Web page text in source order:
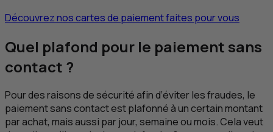
Découvrez nos cartes de paiement faites pour vous
Quel plafond pour le paiement sans
contact ?
Pour des raisons de sécurité afin d’éviter les fraudes, le
paiement sans contact est plafonné à un certain montant
par achat, mais aussi par jour, semaine ou mois. Cela veut